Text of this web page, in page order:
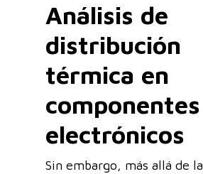
Análisis de
distribución
térmica en
componentes
electrónicos
Sin embargo, más allá de la